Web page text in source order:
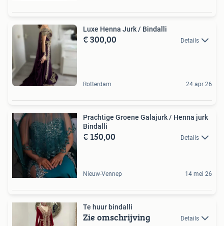
Luxe Henna Jurk / Bindalli
€ 300,00 Details
Rotterdam 24 apr 26
Prachtige Groene Galajurk / Henna jurk
Bindalli
€ 150,00 Details
Nieuw-Vennep 14 mei 26
Te huur bindalli
Zie omschrijving Details